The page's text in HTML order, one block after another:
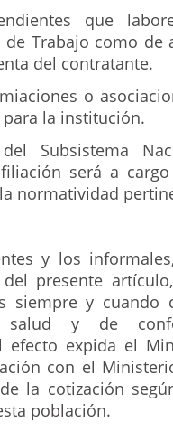
que
Trabajo como de
del contratante.
o
la institución.
Subsistema
será a
normatividad
y los
presente
siempre y cuando
salud y de
efecto expida el
con el
la cotización
población.